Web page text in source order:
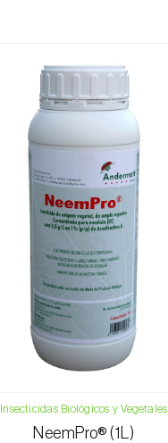
Insecticidas Biológicos y Vegetales
NeemPro® (1L)